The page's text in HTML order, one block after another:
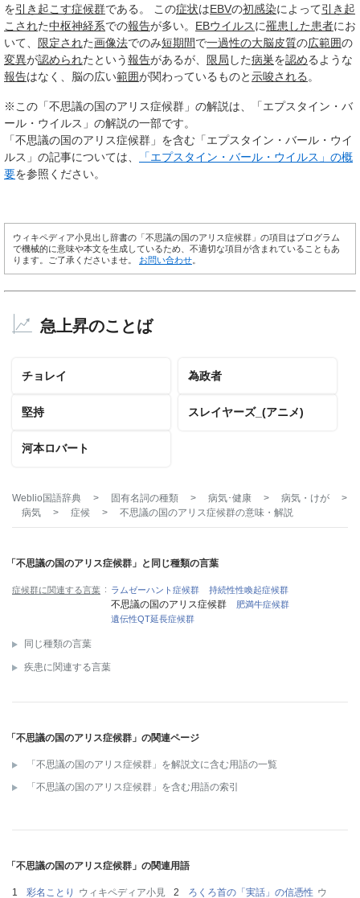
を引き起こす症候群である。 この症状はEBVの初感染によって引き起
こされた中枢神経系での報告が多い。 EBウイルスに罹患した患者にお
いて、
限定された画像法でのみ短期間で一過性の大脳皮質の広範囲の
変異が認められたという報告があるが、 限局 した病巣を認めるような
報告はなく、脳の広い範囲が関わっているものと示唆される。
※この「不思議の国のアリス症候群」の解説は、「エプスタイン・バ
ール・ウイルス」の解説の一部です。
「不思議の国のアリス症候群」を含む「エプスタイン・バール・ウイ
ルス」の記事については、
「エプスタイン・バール・ウイルス」の概
要を参照ください。
ウィキペディア小見出し辞書の「不思議の国のアリス症候群」の項目はプログラム
で機械的に意味や本文を生成しているため、不適切な項目が含まれていることもあ
ります。ご了承くださいませ。 お問い合わせ。
急上昇のことば
チョレイ 為政者
堅持 スレイヤーズ_(アニメ)
河本ロバート
Weblio国語辞典 > 固有名詞の種類 > 病気･健康 > 病気・けが
>
病気
> 症候 > 不思議の国のアリス症候群の意味・解説
「不思議の国のアリス症候群」と同じ種類の言葉
症候群に関連する言葉 ラムゼーハント症候群 持続性性喚起症候群
不思議の国のアリス症候群
肥満牛症候群
遺伝性QT延長症候群
同じ種類の言葉
疾患に関連する言葉
「不思議の国のアリス症候群」の関連ページ
「不思議の国のアリス症候群」を解説文に含む用語の一覧
「不思議の国のアリス症候群」を含む用語の索引
「不思議の国のアリス症候群」の関連用語
彩名ことり ウィキペディア小見 ろくろ首の「実話」の信憑性 ウ